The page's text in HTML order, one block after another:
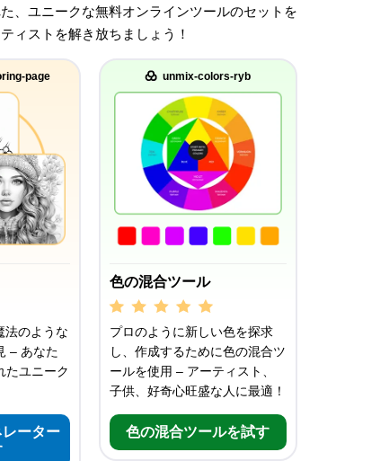
、ユニークな無料オンラインツールのセットを
ィストを解き放ちましょう！
page
法のような
– あなた
たユニーク
ーター
unmix-colors-ryb
色の混合ツール
プロのように新しい色を探求
し、作成するために色の混合ツ
ールを使用 – アーティスト、
子供、好奇心旺盛な人に最適！
色の混合ツールを試す